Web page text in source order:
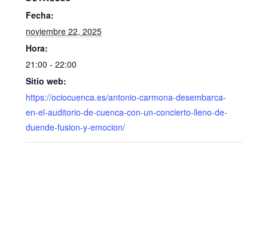
e
b
o
o
k
A
Fecha:
noviembre 22, 2025
Hora:
21:00 - 22:00
Sitio web:
https://ociocuenca.es/antonio-carmona-desembarca-
en-el-auditorio-de-cuenca-con-un-concierto-lleno-de-
duende-fusion-y-emocion/